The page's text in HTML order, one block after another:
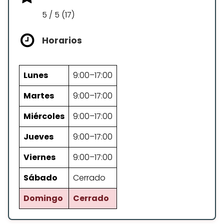
5 / 5 (17)
Horarios
Lunes
9:00–17:00
Martes
9:00–17:00
Miércoles
9:00–17:00
Jueves
9:00–17:00
Viernes
9:00–17:00
Sábado
Cerrado
Domingo
Cerrado